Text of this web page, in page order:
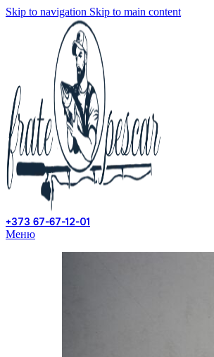
Skip to navigation Skip to main content
+373 67-67-12-01
Меню